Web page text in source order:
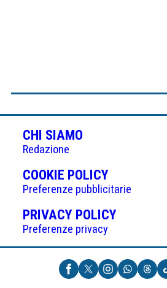
CHI SIAMO
Redazione
COOKIE POLICY(APRE
IN
UNA
NUOVA
Preferenze pubblicitarie
PRIVACY POLICY(APRE
UNA
NUOVA
SCHEDA)
Preferenze privacy